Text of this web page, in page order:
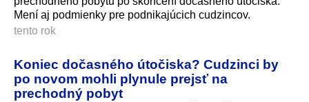
Mení aj podmienky pre podnikajúcich cudzincov.
tento rok
Koniec dočasného útočiska? Cudzinci by
po novom mohli plynule prejsť na
prechodný pobyt